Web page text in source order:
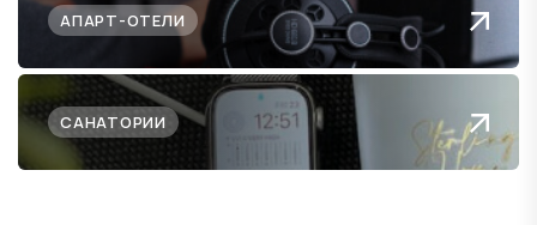
АПАРТ-ОТЕЛИ
САНАТОРИИ